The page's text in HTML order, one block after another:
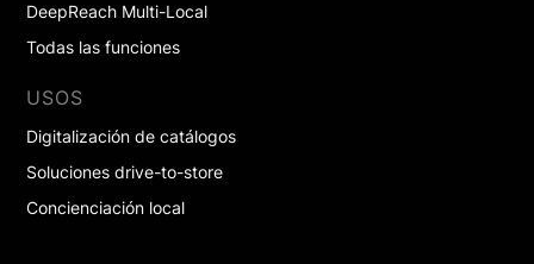
DeepReach Multi-Local
Todas las funciones
USOS
Digitalización de catálogos
Soluciones drive-to-store
Concienciación local